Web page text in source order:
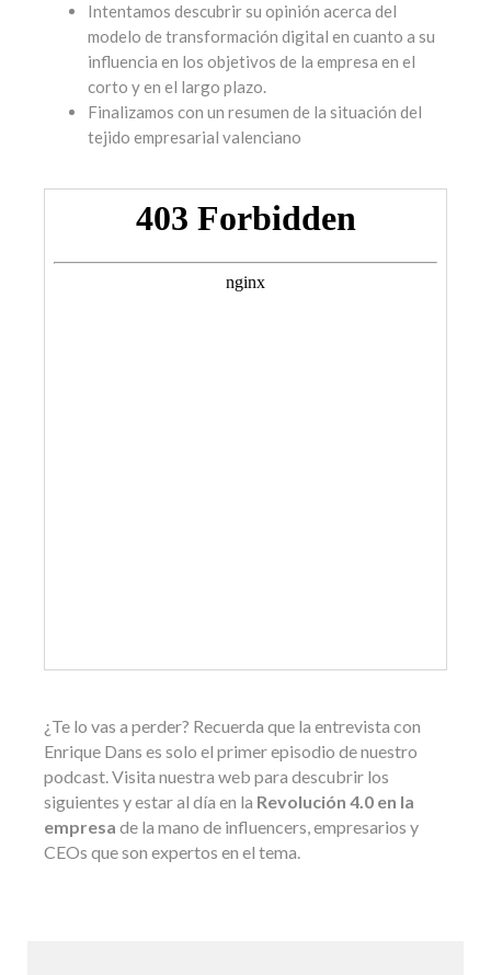
Intentamos descubrir su opinión acerca del
modelo de transformación digital en cuanto a su
influencia en los objetivos de la empresa en el
corto y en el largo plazo.
Finalizamos con un resumen de la situación del
tejido empresarial valenciano
¿Te lo vas a perder? Recuerda que la entrevista con
Enrique Dans es solo el primer episodio de nuestro
podcast. Visita nuestra web para descubrir los
siguientes y estar al día en la Revolución 4.0 en la
empresa de la mano de influencers, empresarios y
CEOs que son expertos en el tema.